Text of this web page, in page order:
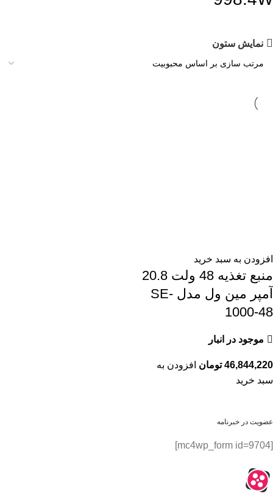
نمایش ستون
افزودن به سبد خرید
منبع تغذیه 48 ولت 20.8
آمپر مین ول مدل SE-
1000-48
موجود در انبار
46,844,220 تومان افزودن به
سبد خرید
عضویت در خبرنامه
[mc4wp_form id=9704]